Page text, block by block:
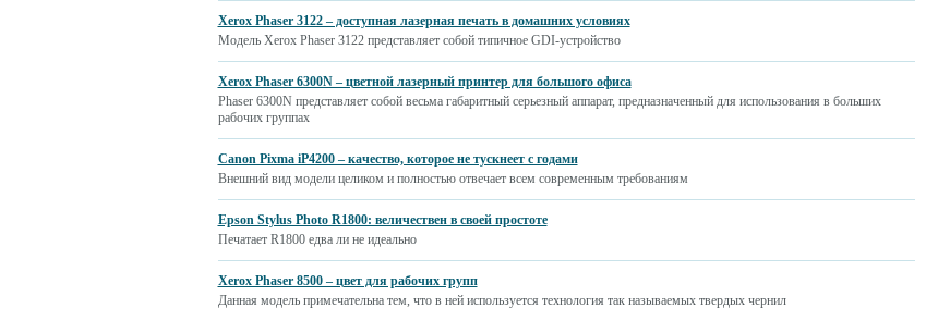
Xerox Phaser 3122 – доступная лазерная печать в домашних условиях
Модель Xerox Phaser 3122 представляет собой типичное GDI-устройство
Xerox Phaser 6300N – цветной лазерный принтер для большого офиса
Phaser 6300N представляет собой весьма габаритный серьезный аппарат, предназначенный для использования в больших
рабочих группах
Canon Pixma iP4200 – качество, которое не тускнеет с годами
Внешний вид модели целиком и полностью отвечает всем современным требованиям
Epson Stylus Photo R1800: величествен в своей простоте
Печатает R1800 едва ли не идеально
Xerox Phaser 8500 – цвет для рабочих групп
Данная модель примечательна тем, что в ней используется технология так называемых твердых чернил